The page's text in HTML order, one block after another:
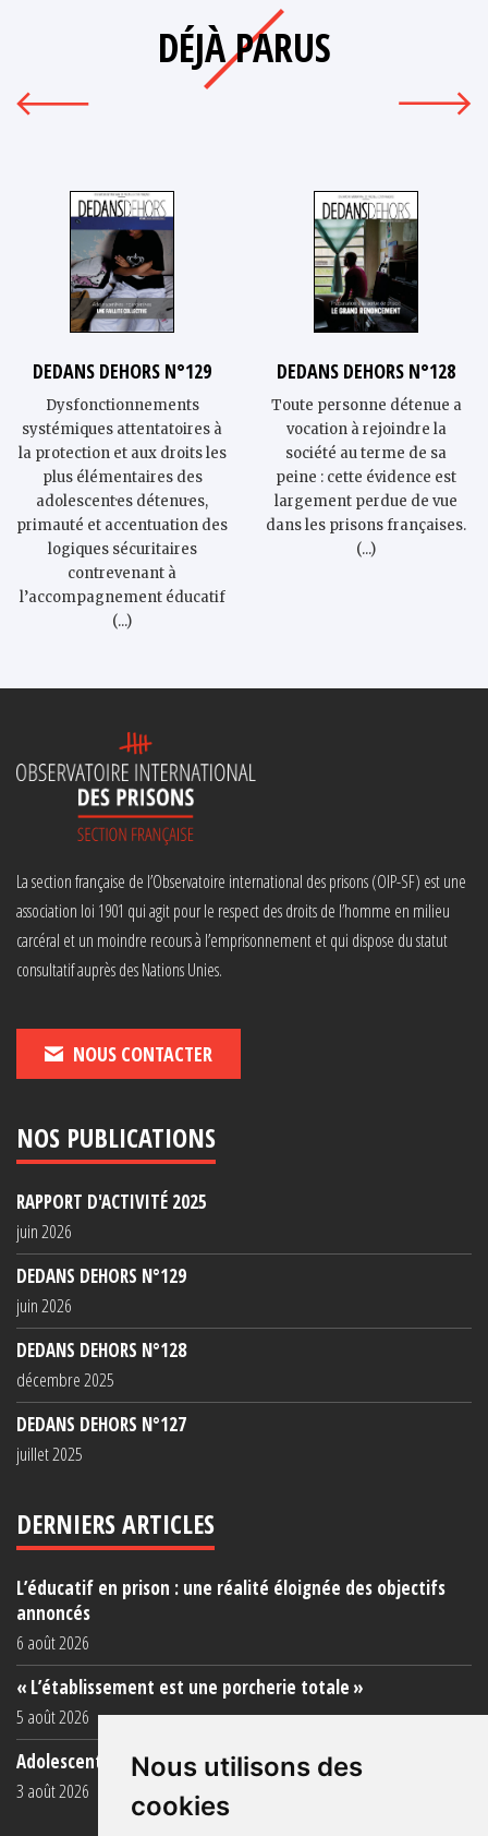
Nous utilisons des
cookies
DÉJÀ PARUS
DEDANS DEHORS N°129
Dysfonctionnements
systémiques attentatoires à
la protection et aux droits les
plus élémentaires des
adolescent·es détenu·es,
primauté et accentuation des
logiques sécuritaires
contrevenant à
l’accompagnement éducatif
(...)
DEDANS DEHORS N°128
Toute personne détenue a
vocation à rejoindre la
société au terme de sa
peine : cette évidence est
largement perdue de vue
dans les prisons françaises.
(...)
La section française de l’Observatoire international des prisons (OIP-SF) est une
association loi 1901 qui agit pour le respect des droits de l’homme en milieu
carcéral et un moindre recours à l’emprisonnement et qui dispose du statut
consultatif auprès des Nations Unies.
NOUS CONTACTER
NOS PUBLICATIONS
RAPPORT D'ACTIVITÉ 2025
juin 2026
DEDANS DEHORS N°129
juin 2026
DEDANS DEHORS N°128
décembre 2025
DEDANS DEHORS N°127
juillet 2025
DERNIERS ARTICLES
L’éducatif en prison : une réalité éloignée des objectifs
annoncés
6 août 2026
« L’établissement est une porcherie totale »
5 août 2026
Adolescent·es incarcéré·es : une faillite collective
3 août 2026